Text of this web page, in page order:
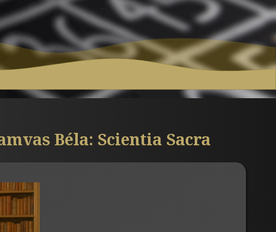
Béla: Scientia Sacra